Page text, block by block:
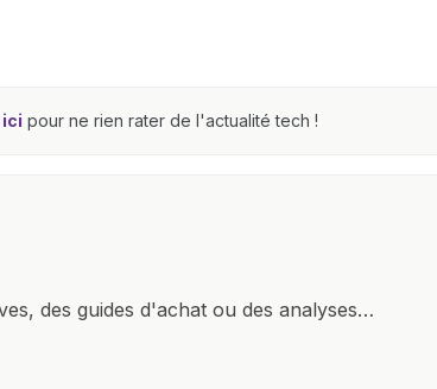
pour ne rien rater de l'actualité tech !
des guides d'achat ou des analyses
accessible à tous, en démystifiant